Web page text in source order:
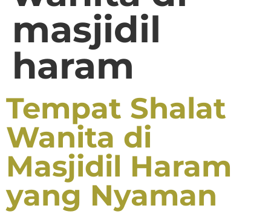
masjidil
haram
Tempat Shalat
Wanita di
Masjidil Haram
yang Nyaman